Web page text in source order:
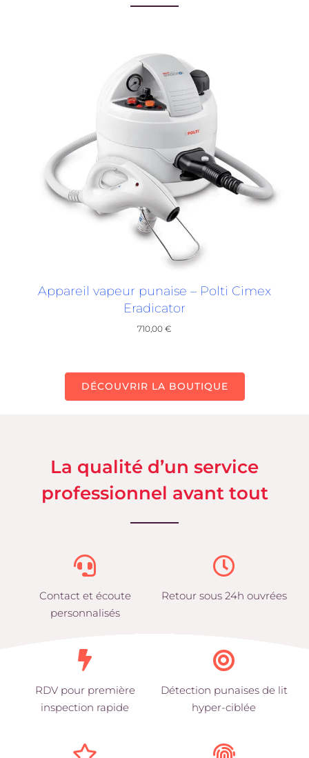
Appareil vapeur punaise – Polti Cimex
Eradicator
710,00€
DÉCOUVRIR LA BOUTIQUE
La qualité d’un service
professionnel avant tout
Contact et écoute
personnalisés
Retour sous 24h ouvrées
RDV pour première
inspection rapide
Détection punaises de lit
hyper-ciblée